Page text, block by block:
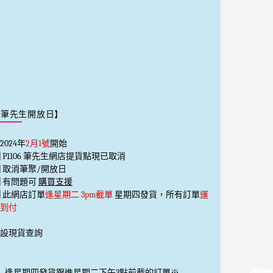
先生開放日】
年2月1號開始
P1106 筆先生網店提貨點現已取消
取消筆聚/開放日
有問題可 購買支援
此網店訂單逢星期二 3pm截單 星期四發貨，所有訂單運
付
現貨查詢